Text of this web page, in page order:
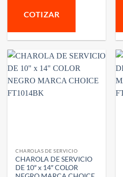
COTIZAR
CHAROLAS DE SERVICIO
CHAROLA DE SERVICIO
DE 10″ x 14″ COLOR